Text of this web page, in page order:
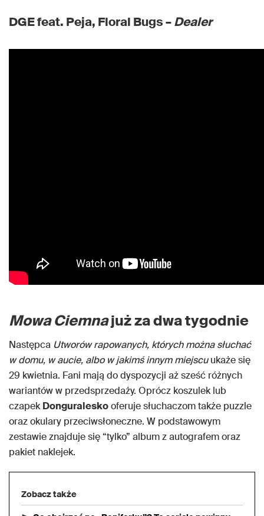
DGE feat. Peja, Floral Bugs –Dealer
Mowa Ciemnajuż za dwa tygodnie
Następca Utworów rapowanych, których można słuchać
w domu, w aucie, albo w jakimś innym miejscuukaże się
29 kwietnia. Fani mają do dyspozycji aż sześć różnych
wariantów w przedsprzedaży. Oprócz koszulek lub
czapekDonguraleskooferuje słuchaczom także puzzle
oraz okulary przeciwsłoneczne. W podstawowym
zestawie znajduje się “tylko” album z autografem oraz
pakiet naklejek.
Zobacz także